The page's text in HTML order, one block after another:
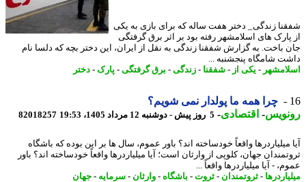
زندگی_ دختر هفت ساله که برای بازی به یکی
های اسلامشهر رفته بود بر اثر برق گرفتگی
باخت. به گزارش شفقنا زندگی به نقل از ایران، این دختر بچه که دلسا نام
شامگاه پنجشنبه ...
-یکی از-شفقنا-زندگی-برق گرفتگی-پارک- دختر
چرا همه ما پولدار نمی شویم؟
-اقتصادی-5 روز پیش - دوشنبه 12 مرداد 1405، 19:53 82018257
میلیاردرها واقعاً خودساخته اند؟ باور عموم، سال ها بر این بوده که باشگاه
جهان، کلوپی از وارثان است؛ آیا میلیاردرها واقعاً خودساخته اند؟ باور
- آیا میلیاردرها واقعاً ...
- ثروتمندان- ثروت-باشگاه-وارثان -سرمایه -جهان